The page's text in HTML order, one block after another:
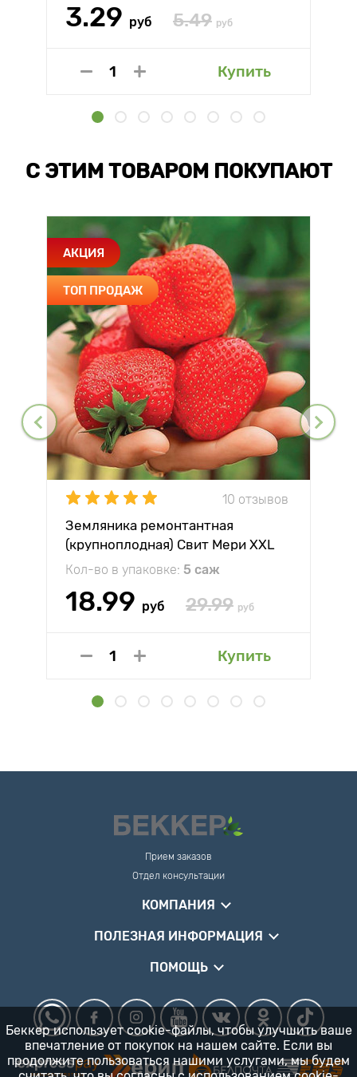
3.29 руб 5.49 руб
Купить
С ЭТИМ ТОВАРОМ ПОКУПАЮТ
АКЦИЯ
ТОП ПРОДАЖ
10 отзывов
Земляника ремонтантная
(крупноплодная) Свит Мери XXL
Кол-во в упаковке: 5 саж
18.99 руб 29.99 руб
Купить
Прием заказов
Отдел консультации
КОМПАНИЯ
ПОЛЕЗНАЯ ИНФОРМАЦИЯ
ПОМОЩЬ
Беккер использует cookie-файлы, чтобы улучшить ваше
впечатление от покупок на нашем сайте. Если вы
продолжите пользоваться нашими услугами, мы будем